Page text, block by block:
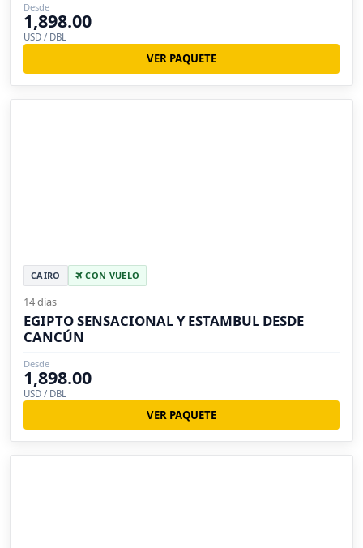
Desde
1,898.00
USD / DBL
VER PAQUETE
CAIRO CON VUELO
14 días
EGIPTO SENSACIONAL Y ESTAMBUL DESDE
CANCÚN
Desde
1,898.00
USD / DBL
VER PAQUETE